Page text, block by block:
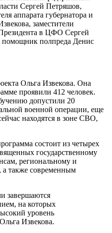
Сергей Петряшов,
аппарата губернатора и
заместители
в ЦФО Сергей
полпреда Денис
Ольга Извекова. Она
проявили 412 человек.
допустили 20
военной операции, еще
находятся в зоне СВО,
состоит из четырех
государственному
региональному и
также современным
завершаются
на которых
уровень
Извекова.